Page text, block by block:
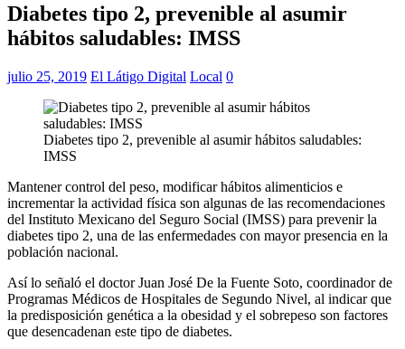
Diabetes tipo 2, prevenible al asumir
hábitos saludables: IMSS
julio 25, 2019 El Látigo Digital Local 0
Diabetes tipo 2, prevenible al asumir hábitos saludables:
IMSS
Mantener control del peso, modificar hábitos alimenticios e
incrementar la actividad física son algunas de las recomendaciones
del Instituto Mexicano del Seguro Social (IMSS) para prevenir la
diabetes tipo 2, una de las enfermedades con mayor presencia en la
población nacional.
Así lo señaló el doctor Juan José De la Fuente Soto, coordinador de
Programas Médicos de Hospitales de Segundo Nivel, al indicar que
la predisposición genética a la obesidad y el sobrepeso son factores
que desencadenan este tipo de diabetes.